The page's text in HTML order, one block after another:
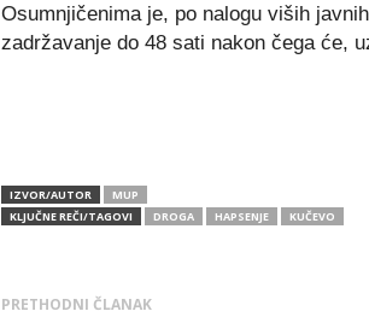
Osumnjičenima je, po nalogu viših
zadržavanje do 48 sati nakon čega će,
IZVOR/AUTOR
MUP
KLJUČNE REČI/TAGOVI
DROGA HAPSENJE KUČEVO
PRETHODNI ČLANAK